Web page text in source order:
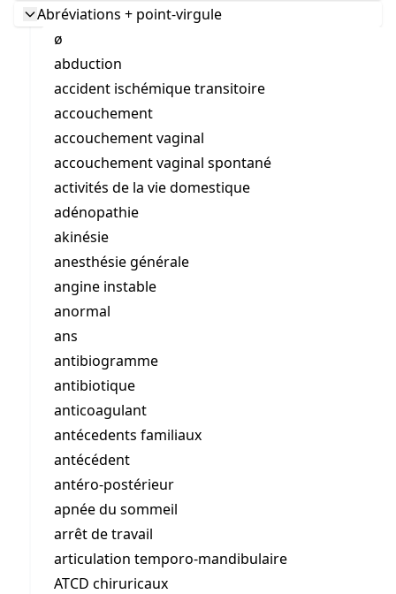
Abréviations + point-virgule
ø
abduction
accident ischémique transitoire
accouchement
accouchement vaginal
accouchement vaginal spontané
activités de la vie domestique
adénopathie
akinésie
anesthésie générale
angine instable
anormal
ans
antibiogramme
antibiotique
anticoagulant
antécedents familiaux
antécédent
antéro-postérieur
apnée du sommeil
arrêt de travail
articulation temporo-mandibulaire
ATCD chiruricaux